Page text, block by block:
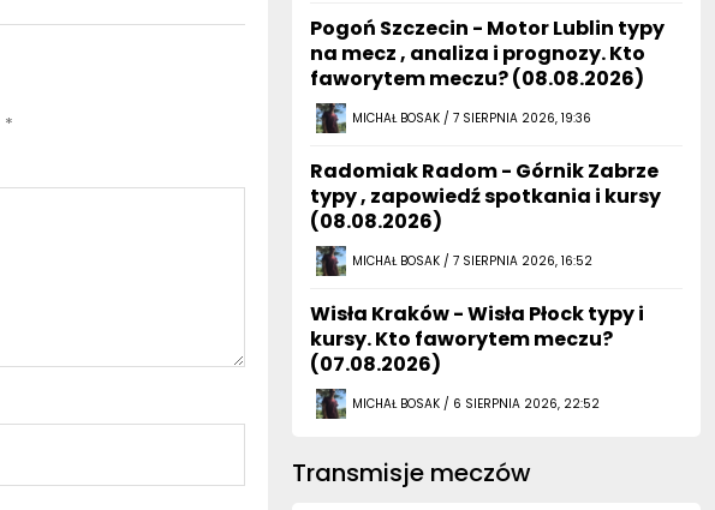
*
Pogoń Szczecin - Motor Lublin typy
na mecz , analiza i prognozy. Kto
faworytem meczu? (08.08.2026)
MICHAŁ BOSAK / 7 SIERPNIA 2026, 19:36
Radomiak Radom - Górnik Zabrze
typy , zapowiedź spotkania i kursy
(08.08.2026)
MICHAŁ BOSAK / 7 SIERPNIA 2026, 16:52
Wisła Kraków - Wisła Płock typy i
kursy. Kto faworytem meczu?
(07.08.2026)
MICHAŁ BOSAK / 6 SIERPNIA 2026, 22:52
Transmisje meczów